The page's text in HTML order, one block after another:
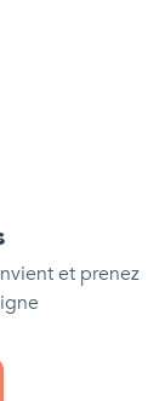
et prenez